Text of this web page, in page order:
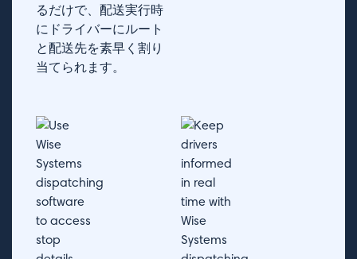
るだけで、配送実行時
にドライバーにルート
と配送先を素早く割り
当てられます。